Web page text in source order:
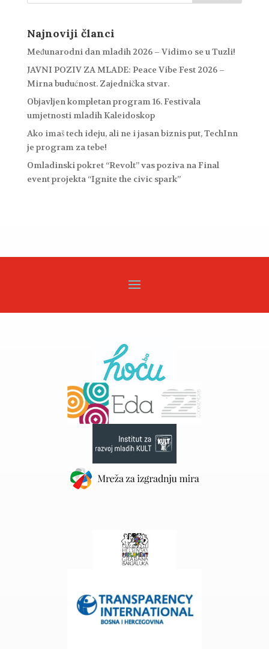
Najnoviji članci
Međunarodni dan mladih 2026 – Vidimo se u Tuzli!
JAVNI POZIV ZA MLADE: Peace Vibe Fest 2026 –
Mirna budućnost. Zajednička stvar.
Objavljen kompletan program 16. Festivala
umjetnosti mladih Kaleidoskop
Ako imaš tech ideju, ali ne i jasan biznis put, TechInn
je program za tebe!
Omladinski pokret “Revolt” vas poziva na Final
event projekta “Ignite the civic spark”